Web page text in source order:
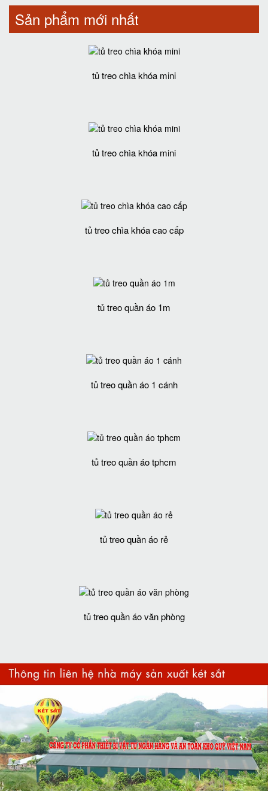
Sản phẩm mới nhất
tủ treo chìa khóa mini
tủ treo chìa khóa mini
tủ treo chìa khóa cao cấp
tủ treo quần áo 1m
tủ treo quần áo 1 cánh
tủ treo quần áo tphcm
tủ treo quần áo rẻ
tủ treo quần áo văn phòng